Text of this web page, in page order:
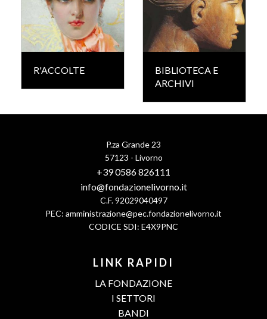
R'ACCOLTE
BIBLIOTECA E
ARCHIVI
P.za Grande 23
57123 - Livorno
+39 0586 826111
info@fondazionelivorno.it
C.F. 92029040497
PEC: amministrazione@pec.fondazionelivorno.it
CODICE SDI: E4X9PNC
LINK RAPIDI
LA FONDAZIONE
I SETTORI
BANDI